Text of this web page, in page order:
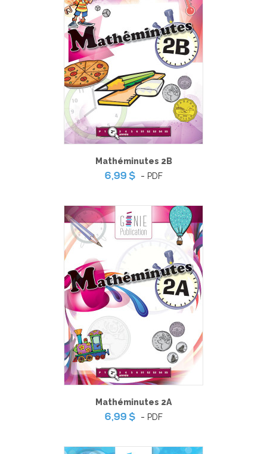
Mathéminutes 2B
6,99 $
- PDF
Mathéminutes 2A
6,99 $
- PDF